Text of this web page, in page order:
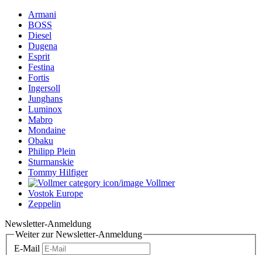
Armani
BOSS
Diesel
Dugena
Esprit
Festina
Fortis
Ingersoll
Junghans
Luminox
Mabro
Mondaine
Obaku
Philipp Plein
Sturmanskie
Tommy Hilfiger
Vollmer
Vostok Europe
Zeppelin
Newsletter-Anmeldung
Weiter zur Newsletter-Anmeldung
E-Mail